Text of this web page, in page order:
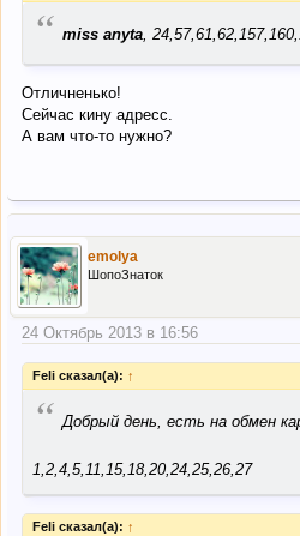
“ miss anyta ,
Отличненько!
Сейчас кину адресс.
А вам что-то нужно?
emolya
ШопоЗнаток
24 Октябрь 2013 в 16:56
Feli сказал(а): ↑
“ Добрый день, есть на обмен
1,2,4,5,11,15,18,20,24,25,26,27
Feli сказал(а): ↑